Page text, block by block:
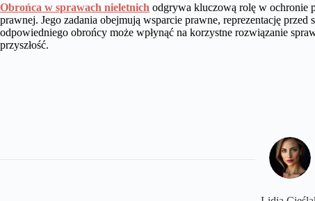
Obrońca w sprawach nieletnich odgrywa kluczową rolę w ochronie
prawnej. Jego zadania obejmują wsparcie prawne, reprezentację
odpowiedniego obrońcy może wpłynąć na korzystne rozwiązanie
przyszłość.